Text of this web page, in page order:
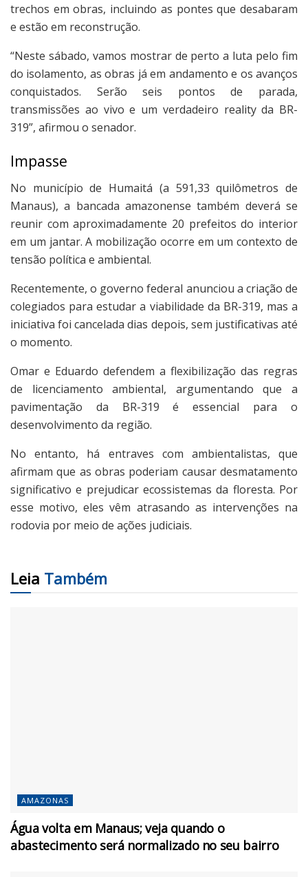
trechos em obras, incluindo as pontes que desabaram
e estão em reconstrução.
“Neste sábado, vamos mostrar de perto a luta pelo fim
do isolamento, as obras já em andamento e os avanços
conquistados. Serão seis pontos de parada,
transmissões ao vivo e um verdadeiro reality da BR-
319”, afirmou o senador.
Impasse
No município de Humaitá (a 591,33 quilômetros de
Manaus), a bancada amazonense também deverá se
reunir com aproximadamente 20 prefeitos do interior
em um jantar. A mobilização ocorre em um contexto de
tensão política e ambiental.
Recentemente, o governo federal anunciou a criação de
colegiados para estudar a viabilidade da BR-319, mas a
iniciativa foi cancelada dias depois, sem justificativas até
o momento.
Omar e Eduardo defendem a flexibilização das regras
de licenciamento ambiental, argumentando que a
pavimentação da BR-319 é essencial para o
desenvolvimento da região.
No entanto, há entraves com ambientalistas, que
afirmam que as obras poderiam causar desmatamento
significativo e prejudicar ecossistemas da floresta. Por
esse motivo, eles vêm atrasando as intervenções na
rodovia por meio de ações judiciais.
Leia Também
AMAZONAS
Água volta em Manaus; veja quando o
abastecimento será normalizado no seu bairro